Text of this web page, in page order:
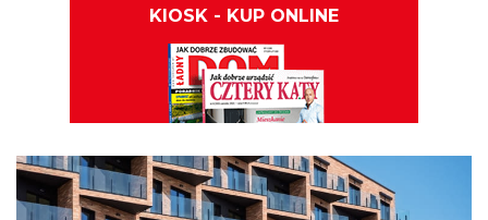
KIOSK - KUP ONLINE